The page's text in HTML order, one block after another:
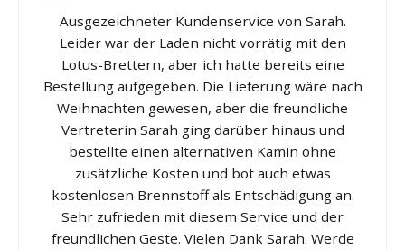
Ausgezeichneter Kundenservice von Sarah.
Leider war der Laden nicht vorrätig mit den
Lotus-Brettern, aber ich hatte bereits eine
Bestellung aufgegeben. Die Lieferung wäre nach
Weihnachten gewesen, aber die freundliche
Vertreterin Sarah ging darüber hinaus und
bestellte einen alternativen Kamin ohne
zusätzliche Kosten und bot auch etwas
kostenlosen Brennstoff als Entschädigung an.
Sehr zufrieden mit diesem Service und der
freundlichen Geste. Vielen Dank Sarah. Werde